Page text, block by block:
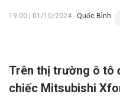
19:00 | 01/10/2024 - Quốc Bình
Trên thị trường ô tô
chiếc Mitsubishi